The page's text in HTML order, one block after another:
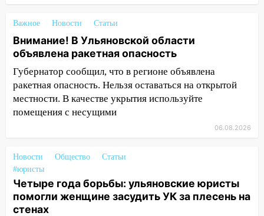
обвиняли в жестоком обращении с
животными
12:28
Миллион на «льготниках»: в
Ульяновской области перевозчик
провернул хитрую схему с чужими
проездными
Ульяновский алиментщик накопил
11:49
Снят режим «Ракетная
опасность» на территории Ульяновской
области
11:30
Кабмин РФ разрешил до 1 июля
Важное Новости Статьи
Внимание! В Ульяновской области
объявлена ракетная опасность
Губернатор сообщил, что в регионе объявлена
ракетная опасность. Нельзя оставаться на открытой
местности. В качестве укрытия используйте
помещения с несущими
06.08.2026
Новости Общество
Статьи
#юристы
Четыре года борьбы: ульяновские юристы
помогли женщине засудить УК за плесень на
стенах